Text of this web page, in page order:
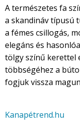
A természetes fa
a skandináv típusú
a fémes csillogás,
elegáns és
tölgy színű kerettel
többségéhez a
fogjuk vissza
Kanapétrend.hu